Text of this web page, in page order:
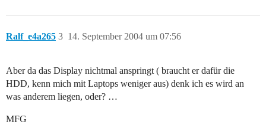
Ralf_e4a265 14. September 2004 um 07:56
3
Aber da das Display nichtmal anspringt ( braucht er dafür die
HDD, kenn mich mit Laptops weniger aus) denk ich es wird an
was anderem liegen, oder? …
MFG